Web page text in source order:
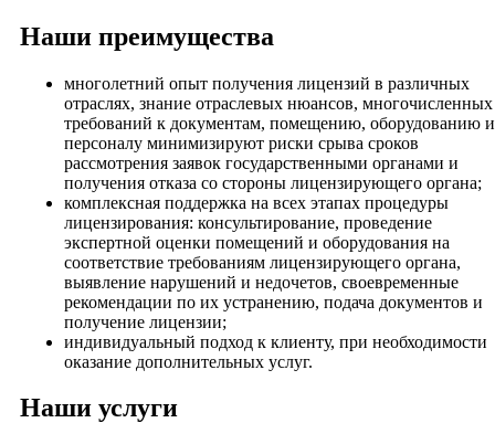
Наши преимущества
многолетний опыт получения лицензий в различных
отраслях, знание отраслевых нюансов, многочисленных
требований к документам, помещению, оборудованию и
персоналу минимизируют риски срыва сроков
рассмотрения заявок государственными органами и
получения отказа со стороны лицензирующего органа;
комплексная поддержка на всех этапах процедуры
лицензирования: консультирование, проведение
экспертной оценки помещений и оборудования на
соответствие требованиям лицензирующего органа,
выявление нарушений и недочетов, своевременные
рекомендации по их устранению, подача документов и
получение лицензии;
индивидуальный подход к клиенту, при необходимости
оказание дополнительных услуг.
Наши услуги